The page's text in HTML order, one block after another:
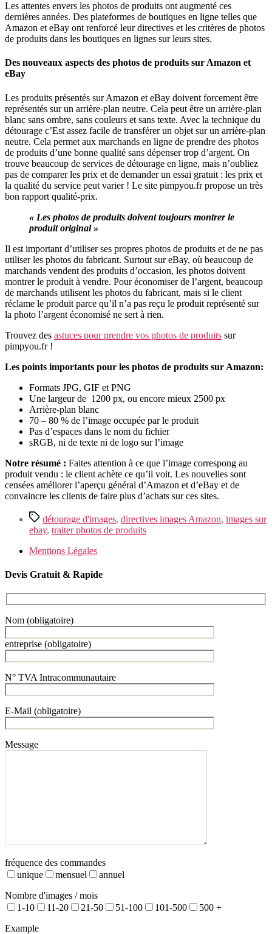
Les attentes envers les photos de produits ont augmenté ces
dernières années. Des plateformes de boutiques en ligne telles que
Amazon et eBay ont renforcé leur directives et les critères de photos
de produits dans les boutiques en lignes sur leurs sites.
Des nouveaux aspects des photos de produits sur Amazon et
eBay
Les produits présentés sur Amazon et eBay doivent forcement être
représentés sur un arrière-plan neutre. Cela peut être un arrière-plan
blanc sans ombre, sans couleurs et sans texte. Avec la technique du
détourage c’Est assez facile de transférer un objet sur un arrière-plan
neutre. Cela permet aux marchands en ligne de prendre des photos
de produits d’une bonne qualité sans dépenser trop d’argent. On
trouve beaucoup de services de détourage en ligne, mais n’oubliez
pas de comparer les prix et de demander un essai gratuit : les prix et
la qualité du service peut varier ! Le site pimpyou.fr propose un très
bon rapport qualité-prix.
« Les photos de produits doivent toujours montrer le
produit original »
Il est important d’utiliser ses propres photos de produits et de ne pas
utiliser les photos du fabricant. Surtout sur eBay, où beaucoup de
marchands vendent des produits d’occasion, les photos doivent
montrer le produit à vendre. Pour économiser de l’argent, beaucoup
de marchands utilisent les photos du fabricant, mais si le client
réclame le produit parce qu’il n’a pas reçu le produit représenté sur
la photo l’argent économisé ne sert à rien.
Trouvez des astuces pour prendre vos photos de produits sur
pimpyou.fr !
Les points importants pour les photos de produits sur Amazon:
Formats JPG, GIF et PNG
Une largeur de 1200 px, ou encore mieux 2500 px
Arrière-plan blanc
70 – 80 % de l’image occupée par le produit
Pas d’espaces dans le nom du fichier
sRGB, ni de texte ni de logo sur l’image
Notre résumé : Faites attention à ce que l’image correspong au
produit vendu : le client achète ce qu’il voit. Les nouvelles sont
censées améliorer l’aperçu général d’Amazon et d’eBay et de
convaincre les clients de faire plus d’achats sur ces sites.
Étiquettes
détourage d'images, directives images Amazon, images sur
ebay, traiter photos de produits
Mentions Légales
Devis Gratuit & Rapide
Nom (obligatoire)
entreprise (obligatoire)
N° TVA Intracommunautaire
E-Mail (obligatoire)
Message
fréquence des commandes
unique
mensuel
annuel
Nombre d'images / mois
1-10
11-20 21-50 51-100 101-500
500 +
Example